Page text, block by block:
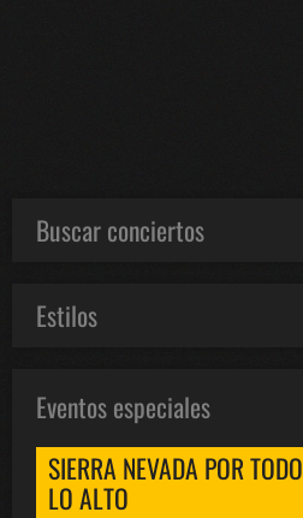
Buscar conciertos
Estilos
Eventos especiales
SIERRA NEVADA POR TODO
LO ALTO